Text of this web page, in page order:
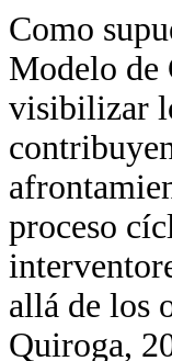
Como
Modelo de
visibilizar
proceso
allá de los
Quiroga,